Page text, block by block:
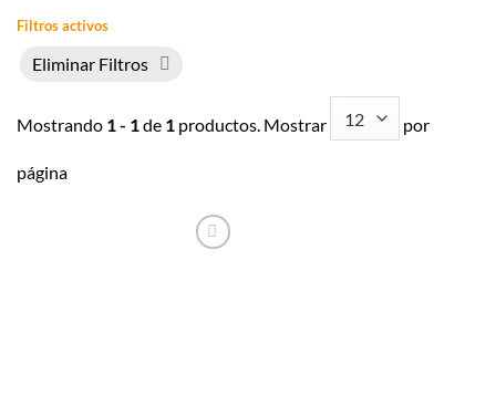
Filtros activos
Eliminar Filtros
Mostrando 1 - 1de 1 productos. Mostrar por
página